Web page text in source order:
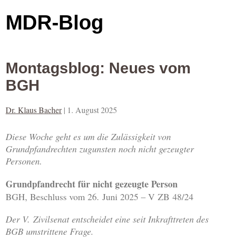
MDR-Blog
Montagsblog: Neues vom
BGH
Dr. Klaus Bacher | 1. August 2025
Diese Woche geht es um die Zulässigkeit von
Grundpfandrechten zugunsten noch nicht gezeugter
Personen.
Grundpfandrecht für nicht gezeugte Person
BGH, Beschluss vom 26. Juni 2025 – V ZB 48/24
Der V. Zivilsenat entscheidet eine seit Inkrafttreten des
BGB umstrittene Frage.